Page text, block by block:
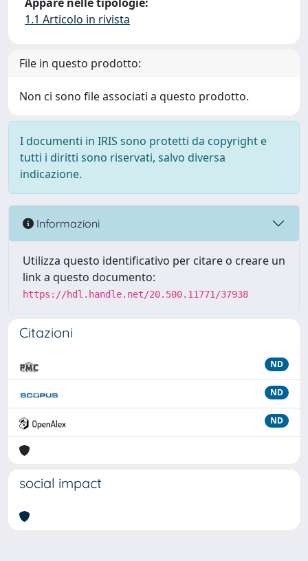
1.1 Articolo in rivista
File in questo prodotto:
Non ci sono file associati a questo prodotto.
I documenti in IRIS sono protetti da copyright e
tutti i diritti sono riservati, salvo diversa
indicazione.
Informazioni
Utilizza questo identificativo per citare o creare un
link a questo documento:
https://hdl.handle.net/20.500.11771/37938
Citazioni
ND
ND
ND
social impact